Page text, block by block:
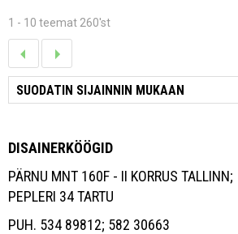
1 - 10 teemat 260'st
DISAINERKÖÖGID
PÄRNU MNT 160F - II KORRUS TALLINN;
PEPLERI 34 TARTU
PUH. 534 89812; 582 30663